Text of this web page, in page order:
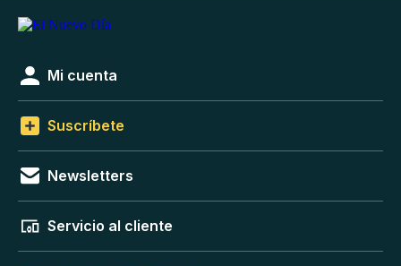
Mi cuenta
Suscríbete
Newsletters
Servicio al cliente